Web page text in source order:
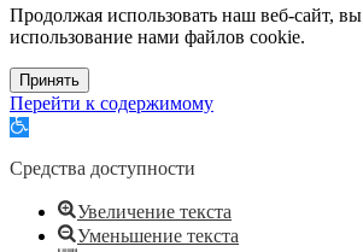
Продолжая использовать наш веб-сайт, вы
использование нами файлов cookie.
Принять
Перейти к содержимому
Открыть
инструментов
Средства доступности
Увеличение текста
Уменьшение текста